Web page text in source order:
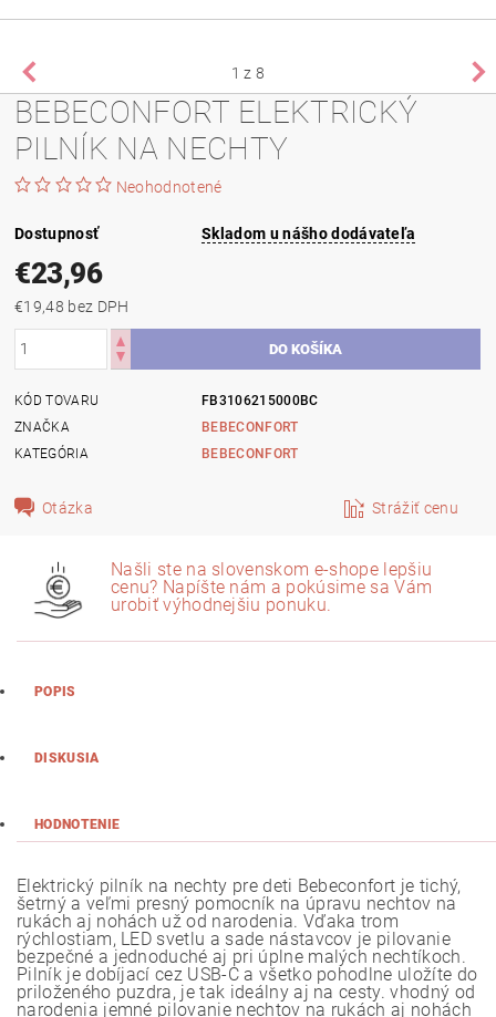
1 z 8
BEBECONFORT ELEKTRICKÝ
PILNÍK NA NECHTY
Neohodnotené
Dostupnosť Skladom u nášho dodávateľa
€23,96
€19,48 bez DPH
KÓD TOVARU
FB3106215000BC
ZNAČKA
BEBECONFORT
KATEGÓRIA
BEBECONFORT
Otázka Strážiť cenu
Našli ste na slovenskom e-shope lepšiu
cenu? Napíšte nám a pokúsime sa Vám
urobiť výhodnejšiu ponuku.
POPIS
DISKUSIA
HODNOTENIE
Elektrický pilník na nechty pre deti Bebeconfort je tichý,
šetrný a veľmi presný pomocník na úpravu nechtov na
rukách aj nohách už od narodenia. Vďaka trom
rýchlostiam, LED svetlu a sade nástavcov je pilovanie
bezpečné a jednoduché aj pri úplne malých nechtíkoch.
Pilník je dobíjací cez USB-C a všetko pohodlne uložíte do
priloženého puzdra, je tak ideálny aj na cesty. vhodný od
narodenia jemné pilovanie nechtov na rukách aj nohách